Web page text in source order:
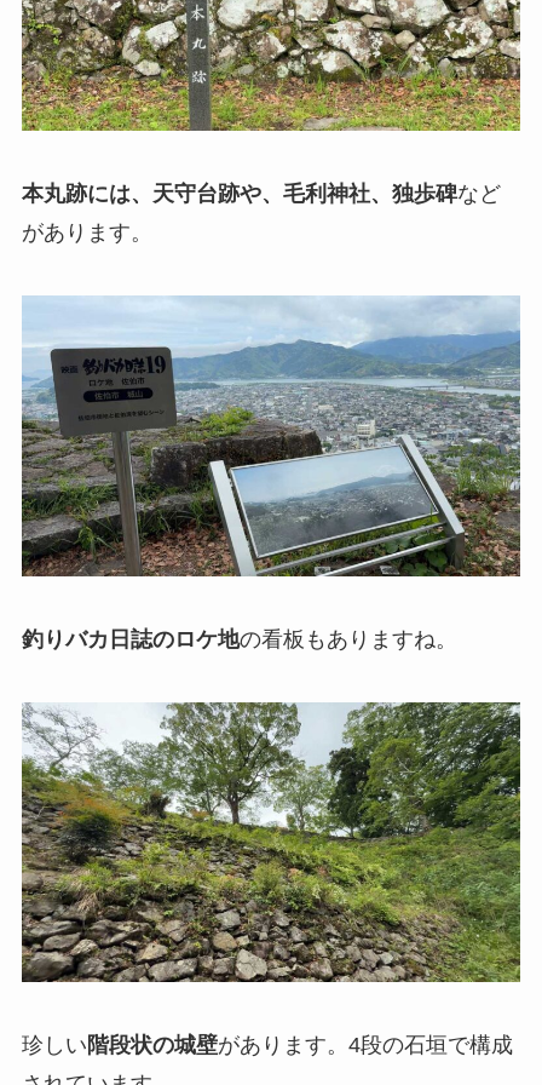
本丸跡には、天守台跡や、毛利神社、独歩碑など
があります。
釣りバカ日誌のロケ地の看板もありますね。
珍しい階段状の城壁があります。4段の石垣で構成